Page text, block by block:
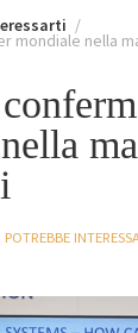
mondiale nella
POTREBBE